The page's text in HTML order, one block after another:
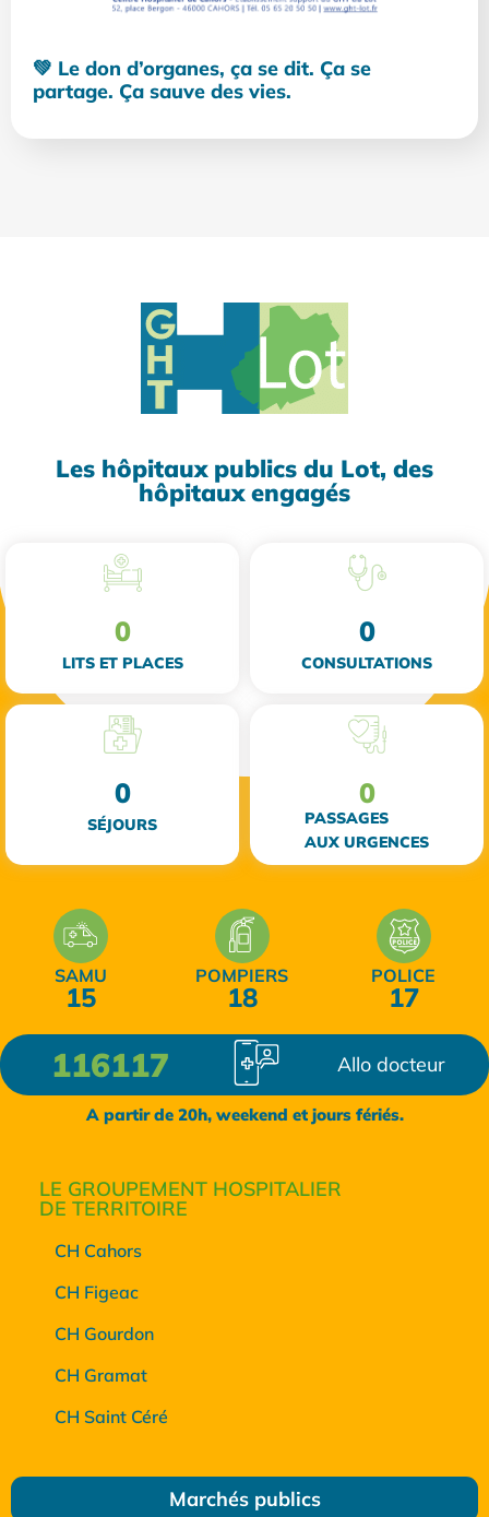
💚 Le don d’organes, ça se dit. Ça se
partage. Ça sauve des vies.
Les hôpitaux publics du Lot, des
hôpitaux engagés
LITS ET PLACES
0
CONSULTATIONS
0
SÉJOURS
0
PASSAGES
AUX URGENCES
0
SAMU
15
POMPIERS
18
POLICE
17
116117 Allo docteur
A partir de 20h, weekend et jours fériés.
LE GROUPEMENT HOSPITALIER
DE TERRITOIRE
CH Cahors
CH Figeac
CH Gourdon
CH Gramat
CH Saint Céré
Marchés publics